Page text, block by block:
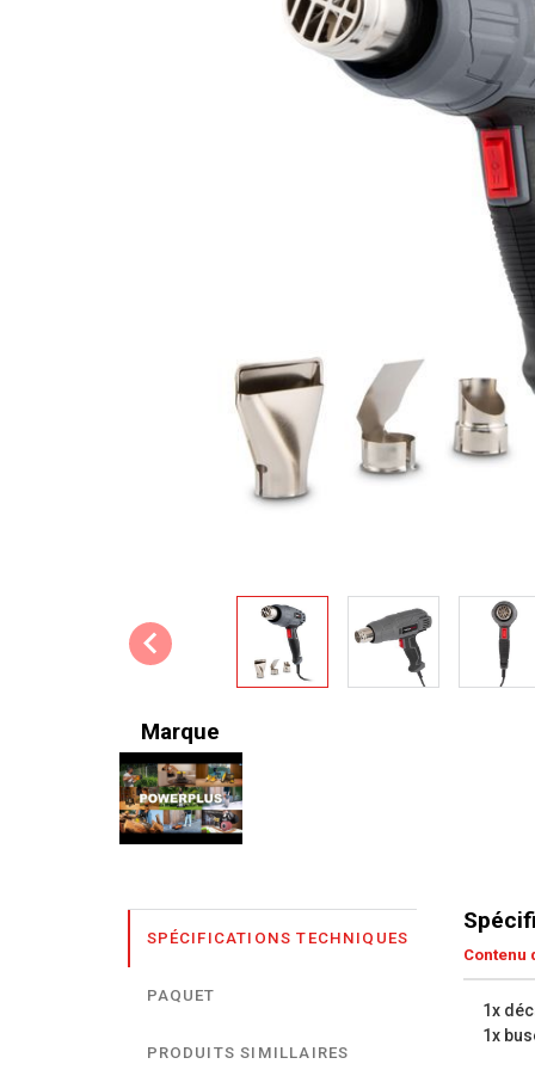
Marque
SPÉCIFICATIONS TECHNIQUES
PAQUET
PRODUITS SIMILLAIRES
Contenu
1x
1x